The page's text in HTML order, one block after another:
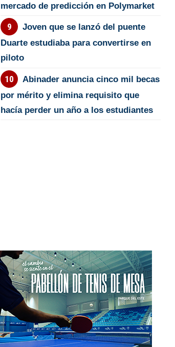
mercado de predicción en Polymarket
Joven que se lanzó del puente
Duarte estudiaba para convertirse en
piloto
Abinader anuncia cinco mil becas
por mérito y elimina requisito que
hacía perder un año a los estudiantes